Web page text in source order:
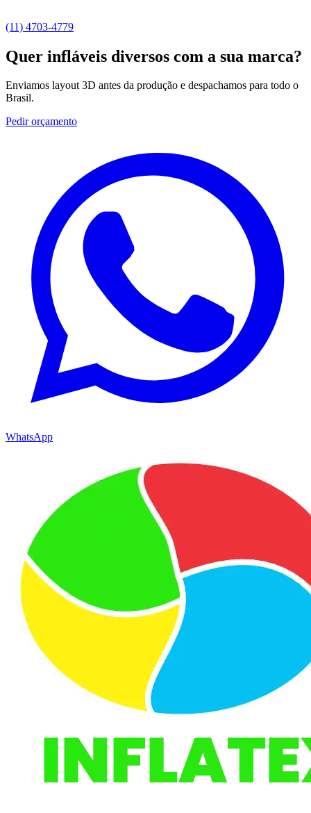
(11) 4703-4779
Quer infláveis diversos com a sua marca?
Enviamos layout 3D antes da produção e despachamos para todo o
Brasil.
Pedir orçamento
WhatsApp